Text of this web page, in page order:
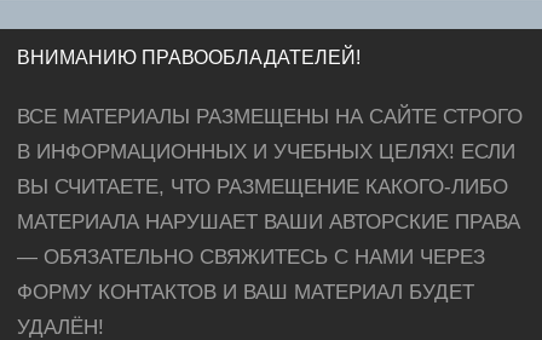
ВНИМАНИЮ ПРАВООБЛАДАТЕЛЕЙ!
ВСЕ МАТЕРИАЛЫ РАЗМЕЩЕНЫ НА САЙТЕ СТРОГО
В ИНФОРМАЦИОННЫХ И УЧЕБНЫХ ЦЕЛЯХ! ЕСЛИ
ВЫ СЧИТАЕТЕ, ЧТО РАЗМЕЩЕНИЕ КАКОГО-ЛИБО
МАТЕРИАЛА НАРУШАЕТ ВАШИ АВТОРСКИЕ ПРАВА
— ОБЯЗАТЕЛЬНО СВЯЖИТЕСЬ С НАМИ ЧЕРЕЗ
ФОРМУ КОНТАКТОВ И ВАШ МАТЕРИАЛ БУДЕТ
УДАЛЁН!